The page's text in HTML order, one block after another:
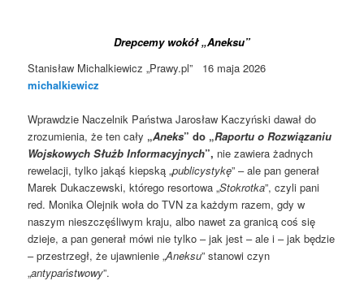
Drepcemy wokół „Aneksu”
Stanisław Michalkiewicz „Prawy.pl” 16 maja 2026
michalkiewicz
Wprawdzie Naczelnik Państwa Jarosław Kaczyński dawał do
zrozumienia, że ten cały „Aneks” do „Raportu o Rozwiązaniu
Wojskowych Służb Informacyjnych”, nie zawiera żadnych
rewelacji, tylko jakąś kiepską „publicystykę” – ale pan generał
Marek Dukaczewski, którego resortowa „Stokrotka”, czyli pani
red. Monika Olejnik woła do TVN za każdym razem, gdy w
naszym nieszczęśliwym kraju, albo nawet za granicą coś się
dzieje, a pan generał mówi nie tylko – jak jest – ale i – jak będzie
– przestrzegł, że ujawnienie „Aneksu” stanowi czyn
„antypaństwowy”.